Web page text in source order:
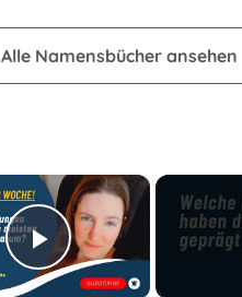
Alle Namensbücher ansehen
×
Play Video